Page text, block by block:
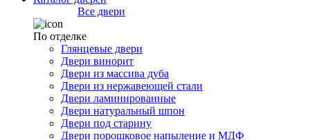
Все двери
По отделке
Глянцевые двери
Двери винорит
Двери из массива дуба
Двери из нержавеющей стали
Двери ламинированные
Двери натуральный шпон
Двери под старину
Двери порошковое напыление и МДФ